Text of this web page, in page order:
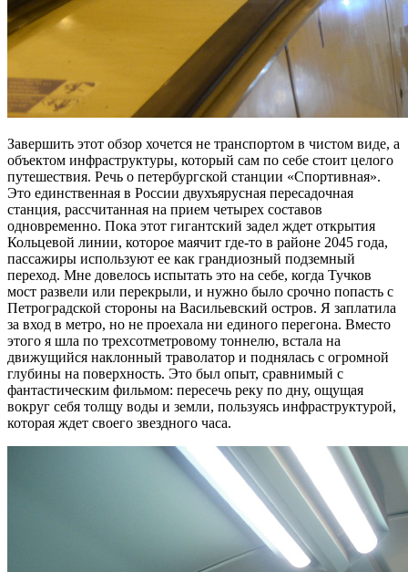
Завершить этот обзор хочется не транспортом в чистом виде, а
объектом инфраструктуры, который сам по себе стоит целого
путешествия. Речь о петербургской станции «Спортивная».
Это единственная в России двухъярусная пересадочная
станция, рассчитанная на прием четырех составов
одновременно. Пока этот гигантский задел ждет открытия
Кольцевой линии, которое маячит где-то в районе 2045 года,
пассажиры используют ее как грандиозный подземный
переход. Мне довелось испытать это на себе, когда Тучков
мост развели или перекрыли, и нужно было срочно попасть с
Петроградской стороны на Васильевский остров. Я заплатила
за вход в метро, но не проехала ни единого перегона. Вместо
этого я шла по трехсотметровому тоннелю, встала на
движущийся наклонный траволатор и поднялась с огромной
глубины на поверхность. Это был опыт, сравнимый с
фантастическим фильмом: пересечь реку по дну, ощущая
вокруг себя толщу воды и земли, пользуясь инфраструктурой,
которая ждет своего звездного часа.